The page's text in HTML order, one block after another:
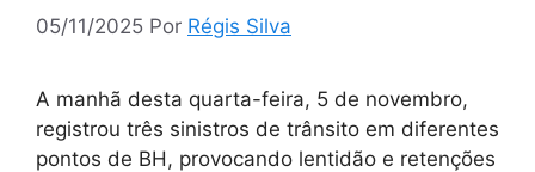
05/11/2025 Por Régis Silva
A manhã desta quarta-feira, 5 de novembro,
registrou três sinistros de trânsito em diferentes
pontos de BH, provocando lentidão e retenções